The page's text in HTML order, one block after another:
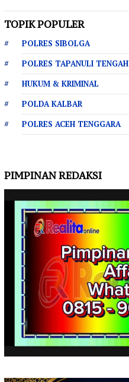
TOPIK POPULER
POLRES SIBOLGA
POLRES TAPANULI TENGAH
HUKUM & KRIMINAL
POLDA KALBAR
POLRES ACEH TENGGARA
PIMPINAN REDAKSI